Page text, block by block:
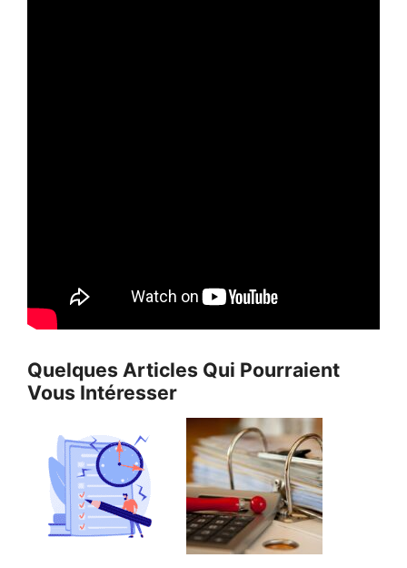
Quelques Articles Qui Pourraient
Vous Intéresser